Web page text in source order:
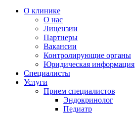
О клинике
О нас
Лицензии
Партнеры
Вакансии
Контролирующие органы
Юридическая информация
Специалисты
Услуги
Прием специалистов
Эндокринолог
Педиатр